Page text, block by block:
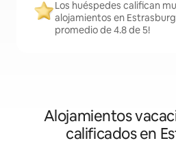
Los huéspedes califican
alojamientos en
promedio de 4.8 de 5!
Alojamientos
calificados en